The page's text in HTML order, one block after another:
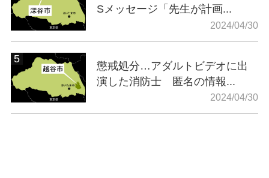
Sメッセージ「先生が計画...
2024/04/30
懲戒処分…アダルトビデオに出
演した消防士 匿名の情報...
2024/04/30